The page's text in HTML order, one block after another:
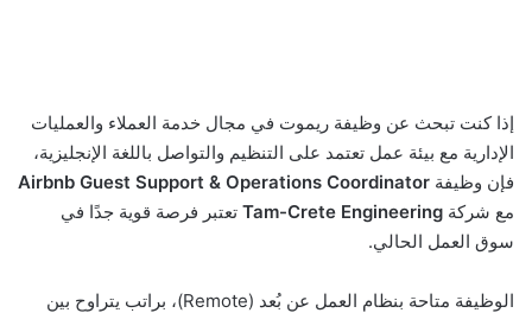
إذا كنت تبحث عن وظيفة ريموت في مجال خدمة العملاء والعمليات
الإدارية مع بيئة عمل تعتمد على التنظيم والتواصل باللغة الإنجليزية،
فإن وظيفة Airbnb Guest Support & Operations Coordinator
مع شركة Tam-Crete Engineering تعتبر فرصة قوية جدًا في
سوق العمل الحالي.
الوظيفة متاحة بنظام العمل عن بُعد (Remote)، براتب يتراوح بين